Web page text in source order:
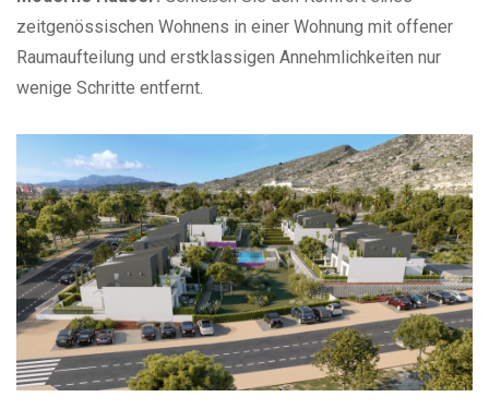
zeitgenössischen Wohnens in einer Wohnung mit offener
Raumaufteilung und erstklassigen Annehmlichkeiten nur
wenige Schritte entfernt.